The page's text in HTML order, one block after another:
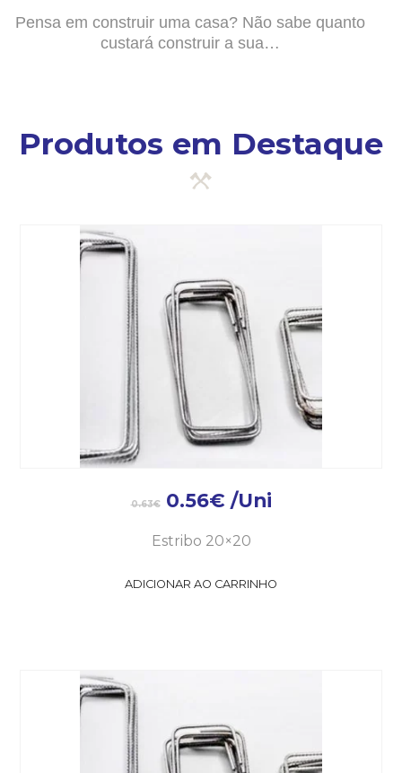
Pensa em construir uma casa? Não sabe quanto
custará construir a sua…
Produtos em Destaque
0.63€ 0.56€ /Uni
Estribo 20×20
ADICIONAR AO CARRINHO